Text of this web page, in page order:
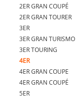
2ER GRAN COUPÉ
2ER GRAN TOURER
3ER
3ER GRAN TURISMO
3ER TOURING
4ER
4ER GRAN COUPE
4ER GRAN COUPÉ
5ER